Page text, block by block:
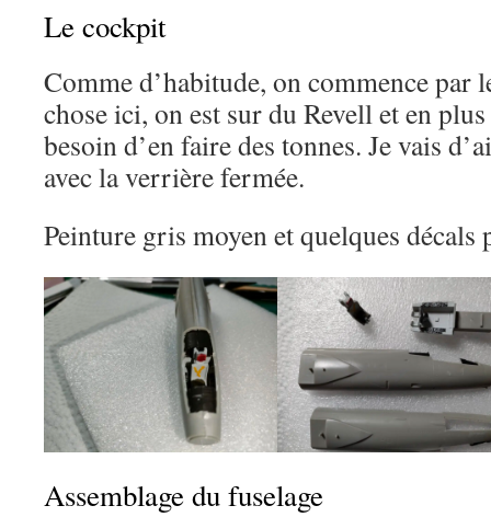
Le cockpit
Comme d’habitude, on commence par
chose ici, on est sur du Revell et en
besoin d’en faire des tonnes. Je vais
avec la verrière fermée.
Peinture gris moyen et quelques décals
Assemblage du fuselage